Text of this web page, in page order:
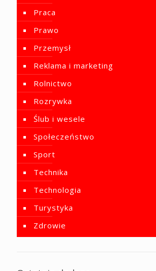
Praca
Prawo
Przemysł
Reklama i marketing
Rolnictwo
Rozrywka
Ślub i wesele
Społeczeństwo
Sport
Technika
Technologia
Turystyka
Zdrowie